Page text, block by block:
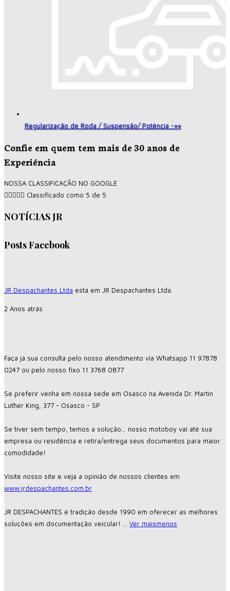
Regularização de Roda / Suspensão/ Potência -»»
Confie em quem tem mais de 30 anos de
Experiência
NOSSA CLASSIFICAÇÃO NO GOOGLE
 Classificado como 5 de 5
NOTÍCIAS JR
Posts Facebook
JR Despachantes Ltda está em JR Despachantes Ltda.
2 Anos atrás
Faça já sua consulta pelo nosso atendimento via Whatsapp 11 97878
0247 ou pelo nosso fixo 11 3768 0877
Se preferir venha em nossa sede em Osasco na Avenida Dr. Martin
Luther King, 377 - Osasco - SP
Se tiver sem tempo, temos a solução... nosso motoboy vai até sua
empresa ou residência e retira/entrega seus documentos para maior
comodidade!
Visite nosso site e veja a opinião de nossos clientes em
www.jrdespachantes.com.br
JR DESPACHANTES é tradição desde 1990 em oferecer as melhores
soluções em documentação veicular!
Ver maismenos